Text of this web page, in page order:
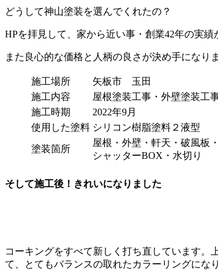
どうして神山塗装を選んでくれたの？
HPを拝見して、家から近い事・創業42年の実績
また良心的な価格と人柄の良さが決め手になり
施工場所
矢板市 玉田
施工内容
屋根塗装工事・外壁塗装工
施工時期
2022年9月
使用した塗料 シリコン樹脂塗料２液型
塗装箇所
屋根・外壁・軒天・破風板
シャッターBOX・水切り
そして施工後！きれいになりました
コーキングをすべて新しく打ち直しています。
て、とてもバランスの取れたカラーリングにな